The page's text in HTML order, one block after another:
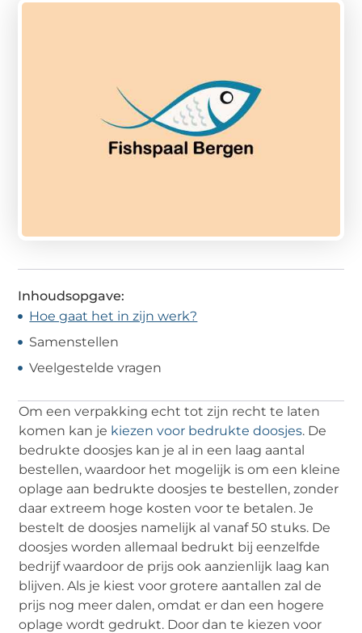
Inhoudsopgave:
Hoe gaat het in zijn werk?
Samenstellen
Veelgestelde vragen
Om een verpakking echt tot zijn recht te laten
komen kan je kiezen voor bedrukte doosjes. De
bedrukte doosjes kan je al in een laag aantal
bestellen, waardoor het mogelijk is om een kleine
oplage aan bedrukte doosjes te bestellen, zonder
daar extreem hoge kosten voor te betalen. Je
bestelt de doosjes namelijk al vanaf 50 stuks. De
doosjes worden allemaal bedrukt bij eenzelfde
bedrijf waardoor de prijs ook aanzienlijk laag kan
blijven. Als je kiest voor grotere aantallen zal de
prijs nog meer dalen, omdat er dan een hogere
oplage wordt gedrukt. Door dan te kiezen voor